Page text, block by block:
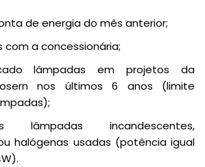
de energia do mês anterior;
a concessionária;
lâmpadas em projetos da
nos últimos 6 anos (limite
lâmpadas incandescentes,
halógenas usadas (potência igual